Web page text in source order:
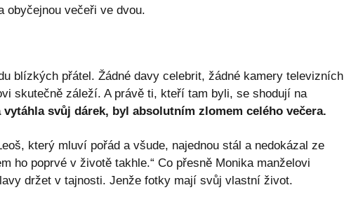
obyčejnou večeři ve dvou.
blízkých přátel. Žádné davy celebrit, žádné kamery televizních
skutečně záleží. A právě ti, kteří tam byli, se shodují na
vytáhla svůj dárek, byl absolutním zlomem celého večera.
který mluví pořád a všude, najednou stál a nedokázal ze
ho poprvé v životě takhle.“ Co přesně Monika manželovi
držet v tajnosti. Jenže fotky mají svůj vlastní život.